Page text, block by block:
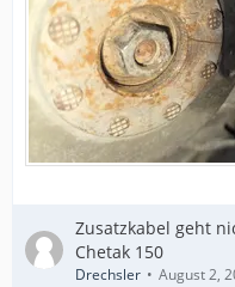
Zusatzkabel geht
Chetak 150
Drechsler August 2,